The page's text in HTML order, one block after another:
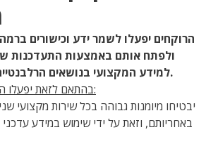
הרוקחים יפעלו לשמר ידע וכישורים
ולפתח אותם באמצעות התעדכנות
למידע המקצועי בנושאים הרלבנטיים לתחום פעילותם.
בהתאם לזאת יפעלו הרוקחים באופן הבא:
יבטיחו מיומנות גבוהה בכל שירות מקצועי
באחריותם, וזאת על ידי שימוש במידע